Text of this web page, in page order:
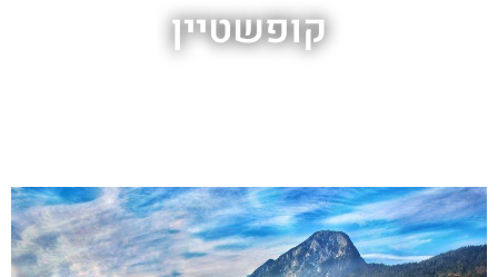
קופשטיין